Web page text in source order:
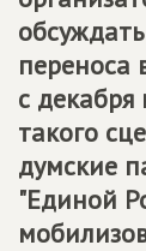
переноса
с декабря
такого
думские
"Единой